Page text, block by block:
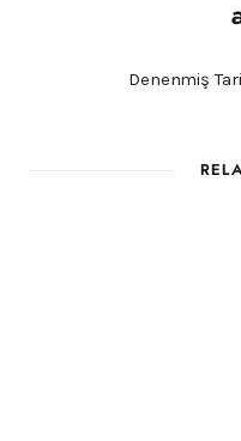
Denenmiş